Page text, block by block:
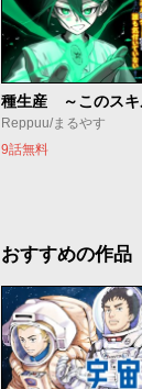
Reppuu/まるやす
9話無料
おすすめの作品